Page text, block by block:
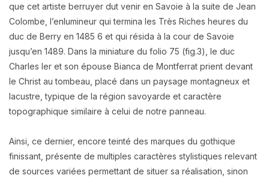
que cet artiste berruyer dut venir en Savoie à la suite de Jean
Colombe, l’enlumineur qui termina les Très Riches heures du
duc de Berry en 1485 6 et qui résida à la cour de Savoie
jusqu’en 1489. Dans la miniature du folio 75 (fig.3), le duc
Charles Ier et son épouse Bianca de Montferrat prient devant
le Christ au tombeau, placé dans un paysage montagneux et
lacustre, typique de la région savoyarde et caractère
topographique similaire à celui de notre panneau.
Ainsi, ce dernier, encore teinté des marques du gothique
finissant, présente de multiples caractères stylistiques relevant
de sources variées permettant de situer sa réalisation, sinon